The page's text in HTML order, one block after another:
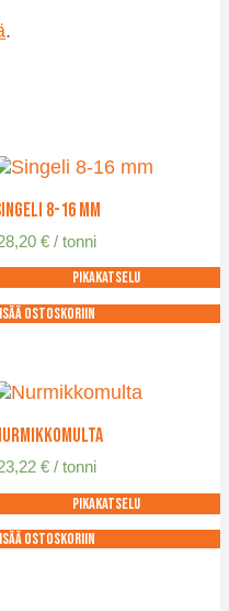
.
8-16 mm
€ / tonni
Pikakatselu
ostoskoriin
€ / tonni
Pikakatselu
ostoskoriin